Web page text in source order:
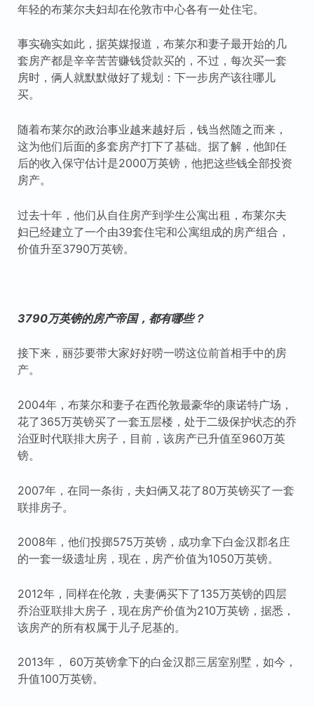
年轻的布莱尔夫妇却在伦敦市中心各有一处住宅。
事实确实如此，据英媒报道，布莱尔和妻子最开始的几
套房产都是辛辛苦苦赚钱贷款买的，不过，每次买一套
房时，俩人就默默做好了规划：下一步房产该往哪儿
买。
随着布莱尔的政治事业越来越好后，钱当然随之而来，
这为他们后面的多套房产打下了基础。据了解，他卸任
后的收入保守估计是2000万英镑，他把这些钱全部投资
房产。
过去十年，他们从自住房产到学生公寓出租，布莱尔夫
妇已经建立了一个由39套住宅和公寓组成的房产组合，
价值升至3790万英镑。
3790万英镑的房产帝国，都有哪些？
接下来，丽莎要带大家好好唠一唠这位前首相手中的房
产。
2004年，布莱尔和妻子在西伦敦最豪华的康诺特广场，
花了365万英镑买了一套五层楼，处于二级保护状态的乔
治亚时代联排大房子，目前，该房产已升值至960万英
镑。
2007年，在同一条街，夫妇俩又花了80万英镑买了一套
联排房子。
2008年，他们投掷575万英镑，成功拿下白金汉郡名庄
的一套一级遗址房，现在，房产价值为1050万英镑。
2012年，同样在伦敦，夫妻俩买下了135万英镑的四层
乔治亚联排大房子，现在房产价值为210万英镑，据悉，
该房产的所有权属于儿子尼基的。
2013年， 60万英镑拿下的白金汉郡三居室别墅，如今，
升值100万英镑。